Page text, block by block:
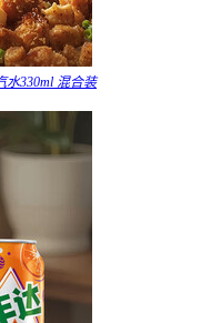
水330ml 混合装